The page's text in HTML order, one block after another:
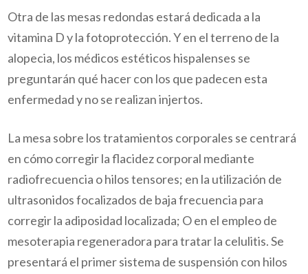
Otra de las mesas redondas estará dedicada a la
vitamina D y la fotoprotección. Y en el terreno de la
alopecia, los médicos estéticos hispalenses se
preguntarán qué hacer con los que padecen esta
enfermedad y no se realizan injertos.
La mesa sobre los tratamientos corporales se centrará
en cómo corregir la flacidez corporal mediante
radiofrecuencia o hilos tensores; en la utilización de
ultrasonidos focalizados de baja frecuencia para
corregir la adiposidad localizada; O en el empleo de
mesoterapia regeneradora para tratar la celulitis. Se
presentará el primer sistema de suspensión con hilos